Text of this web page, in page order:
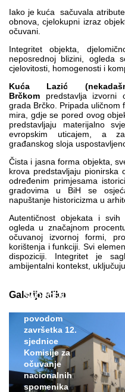
Iako je kuća sačuvala
obnova, cjelokupni izraz
očuvani.
Integritet objekta,
neposrednoj blizini, ogleda
cjelovitosti, homogenosti i
Kuća Lazić
Brčkom predstavlja izvorni
grada Brčko. Pripada uličnom
mira, gdje se pored ovog
predstavljaju materijalno
evropskim uticajem, a
građanskog sloja
Čista i jasna forma objekta,
krova predstavljaju pionirska
određenim primjesama
gradovima u BiH se
napuštanje historicizma u
Autentičnost objekata i
ogleda u značajnom
očuvanoj izvornoj formi,
korištenja i funkciji. Svi
dispoziciji. Integritet je
ambijentalni kontekst,
Galerije slika
SAOPĆENJE ZA
povodom
završetka 12.
sjednice
Komisije za
očuvanje
nacionalnih
spomenika